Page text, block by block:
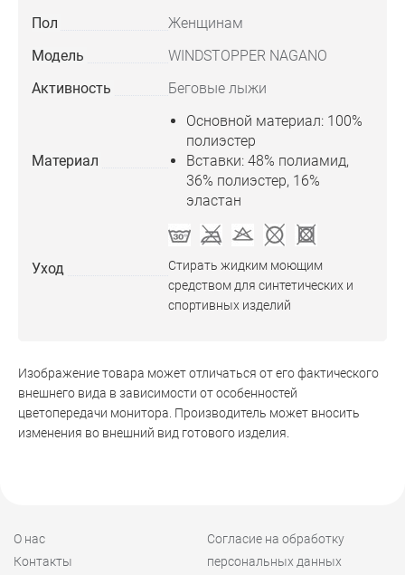
Пол
Женщинам
Модель
WINDSTOPPER NAGANO
Активность
Беговые лыжи
Материал
Основной материал: 100%
полиэстер
Вставки: 48% полиамид,
36% полиэстер, 16%
эластан
Уход
Стирать жидким моющим
средством для синтетических и
спортивных изделий
Изображение товара может отличаться от его фактического
внешнего вида в зависимости от особенностей
цветопередачи монитора. Производитель может вносить
изменения во внешний вид готового изделия.
О нас
Контакты
Согласие на обработку
персональных данных